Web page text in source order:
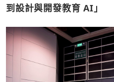
到設計與開發教育 AI 」